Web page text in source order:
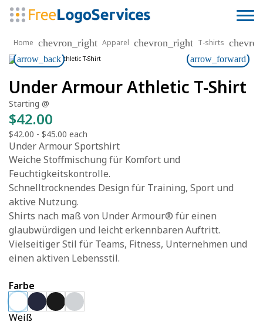
Home chevron_right Apparel chevron_right T-shirts
arrow_back arrow_forward
Under Armour Athletic T-Shirt
Starting @
$42.00
$42.00 - $45.00 each
Under Armour Sportshirt
Weiche Stoffmischung für Komfort und
Feuchtigkeitskontrolle.
Schnelltrocknendes Design für Training, Sport und
aktive Nutzung.
Shirts nach maß von Under Armour® für einen
glaubwürdigen und leicht erkennbaren Auftritt.
Vielseitiger Stil für Teams, Fitness, Unternehmen und
einen aktiven Lebensstil.
Farbe
Weiß